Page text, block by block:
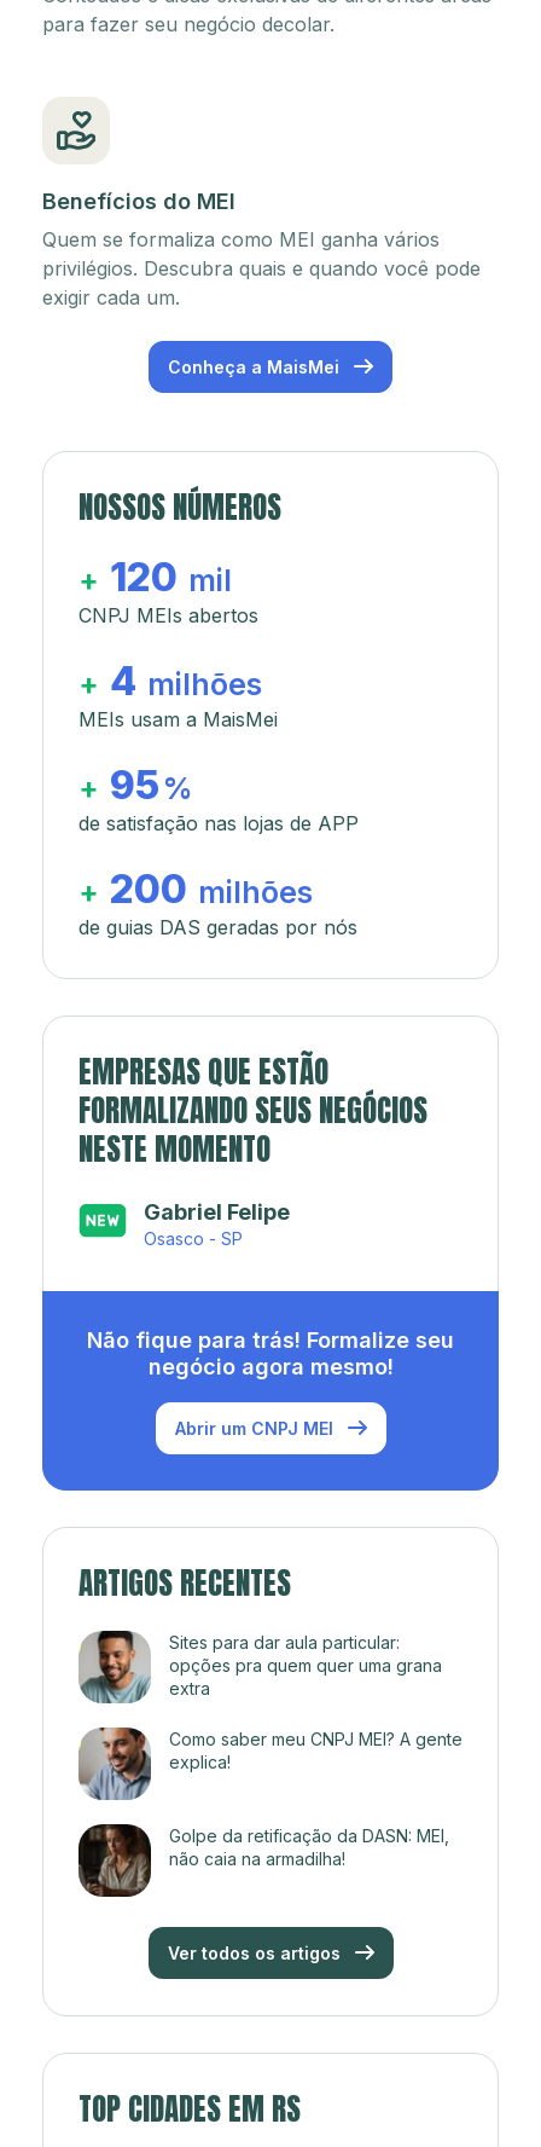
para fazer seu negócio decolar.
Benefícios do MEI
Quem se formaliza como MEI ganha vários
privilégios. Descubra quais e quando você pode
exigir cada um.
Conheça a MaisMei
NOSSOS NÚMEROS
+ 120 mil
CNPJ MEIs abertos
+ 4 milhões
MEIs usam a MaisMei
+ 95 %
de satisfação nas lojas de APP
+ 200 milhões
de guias DAS geradas por nós
EMPRESAS QUE ESTÃO
FORMALIZANDO SEUS NEGÓCIOS
NESTE MOMENTO
Japa’s açaí e sorveteria
Rio de Janeiro - RJ
Não fique para trás! Formalize seu
negócio agora mesmo!
Abrir um CNPJ MEI
ARTIGOS RECENTES
Sites para dar aula particular:
opções pra quem quer uma grana
extra
Como saber meu CNPJ MEI? A gente
explica!
Golpe da retificação da DASN: MEI,
não caia na armadilha!
Ver todos os artigos
TOP CIDADES EM RS